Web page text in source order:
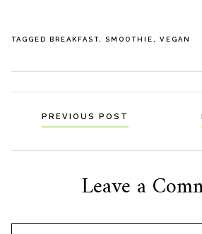
TAGGED BREAKFAST, SMOOTHIE, VEGAN
Navigation
til
PREVIOUS POST
Leave a